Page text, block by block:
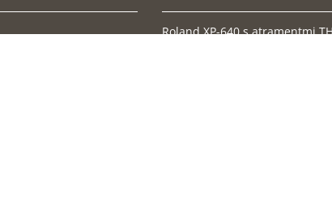
Roland XP-640 s atramentmi